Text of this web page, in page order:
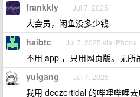
frankkly Jul 7, 2025
大会员，闲鱼没多少钱
haibtc Jul 7, 2025 via iPhone
不用 app ，只用网页版。无所
yulgang Jul 7, 2025
我用 deezertidal 的哔哩哔哩